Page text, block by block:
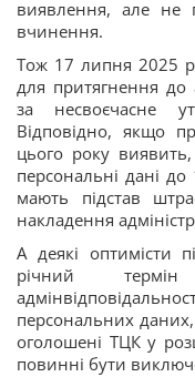
виявлення, але не
вчинення.
Тож 17 липня 2025
для притягнення до
за несвоєчасне
Відповідно, якщо
цього року
персональні дані
мають підстав
накладення
А деякі оптимісти
річний
персональних
оголошені ТЦК у
повинні бути